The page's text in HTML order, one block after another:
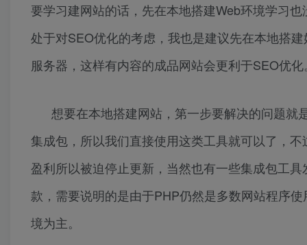
要学习建网站的话，先在本地搭建Web环境学习
处于对SEO优化的考虑，我也是建议先在本地搭
服务器，这样有内容的成品网站会更利于SEO优化
想要在本地搭建网站，第一步要解决的问题
集成包，所以我们直接使用这类工具就可以了，
盈利所以被迫停止更新，当然也有一些集成包工
款，需要说明的是由于PHP仍然是多数网站程序
境为主。